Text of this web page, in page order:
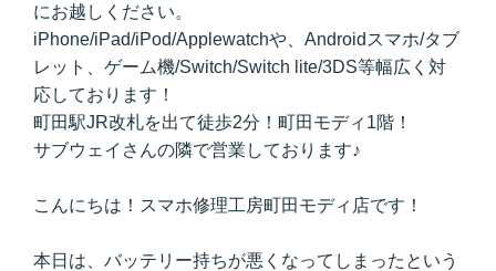
にお越しください。
iPhone/iPad/iPod/Applewatchや、Androidスマホ/タブ
レット、ゲーム機/Switch/Switch lite/3DS等幅広く対
応しております！
町田駅JR改札を出て徒歩2分！町田モディ1階！
サブウェイさんの隣で営業しております♪
こんにちは！スマホ修理工房町田モディ店です！
本日は、バッテリー持ちが悪くなってしまったという